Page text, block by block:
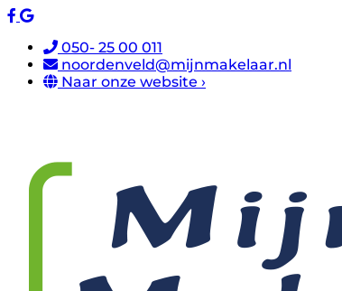
050- 25 00 011
noordenveld@mijnmakelaar.nl
Naar onze website ›